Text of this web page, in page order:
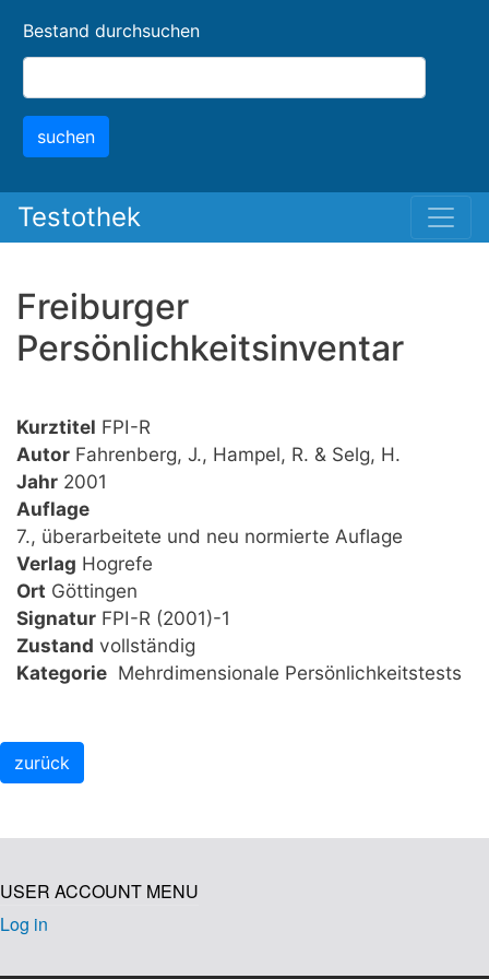
content
Bestand durchsuchen
suchen
Testothek
Freiburger
Persönlichkeitsinventar
Kurztitel FPI-R
Autor Fahrenberg, J., Hampel, R. & Selg, H.
Jahr 2001
Auflage
7., überarbeitete und neu normierte Auflage
Verlag Hogrefe
Ort Göttingen
Signatur FPI-R (2001)-1
Zustand vollständig
Kategorie Mehrdimensionale Persönlichkeitstests
USER ACCOUNT MENU
Log in